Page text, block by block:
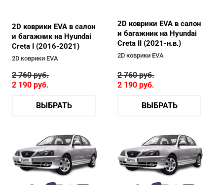
2D коврики EVA в салон
и багажник на Hyundai
Creta I (2016-2021)
2D коврики EVA
2 760руб.
2 190 руб.
ВЫБРАТЬ
2D коврики EVA в салон
и багажник на Hyundai
Creta II (2021-н.в.)
2D коврики EVA
2 760руб.
2 190 руб.
ВЫБРАТЬ